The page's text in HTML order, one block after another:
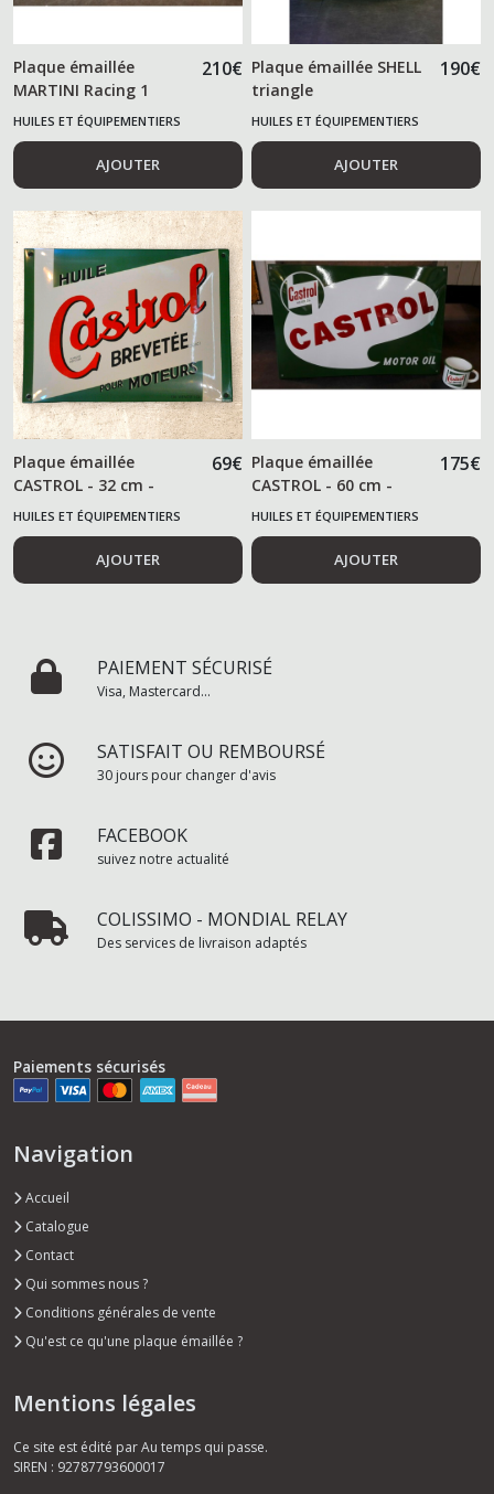
Plaque émaillée
MARTINI Racing 1
mètre
210€
HUILES ET ÉQUIPEMENTIERS
AUTOMOBILES
AJOUTER
Plaque émaillée SHELL
triangle
190€
HUILES ET ÉQUIPEMENTIERS
AUTOMOBILES
AJOUTER
Plaque émaillée
CASTROL - 32 cm -
69€
HUILES ET ÉQUIPEMENTIERS
AUTOMOBILES
AJOUTER
Plaque émaillée
CASTROL - 60 cm -
175€
HUILES ET ÉQUIPEMENTIERS
AUTOMOBILES
AJOUTER
PAIEMENT SÉCURISÉ
Visa, Mastercard...
SATISFAIT OU REMBOURSÉ
30 jours pour changer d'avis
FACEBOOK
suivez notre actualité
COLISSIMO - MONDIAL RELAY
Des services de livraison adaptés
Paiements sécurisés
Navigation
Accueil
Catalogue
Contact
Qui sommes nous ?
Conditions générales de vente
Qu'est ce qu'une plaque émaillée ?
Mentions légales
Ce site est édité par Au temps qui passe.
SIREN : 92787793600017